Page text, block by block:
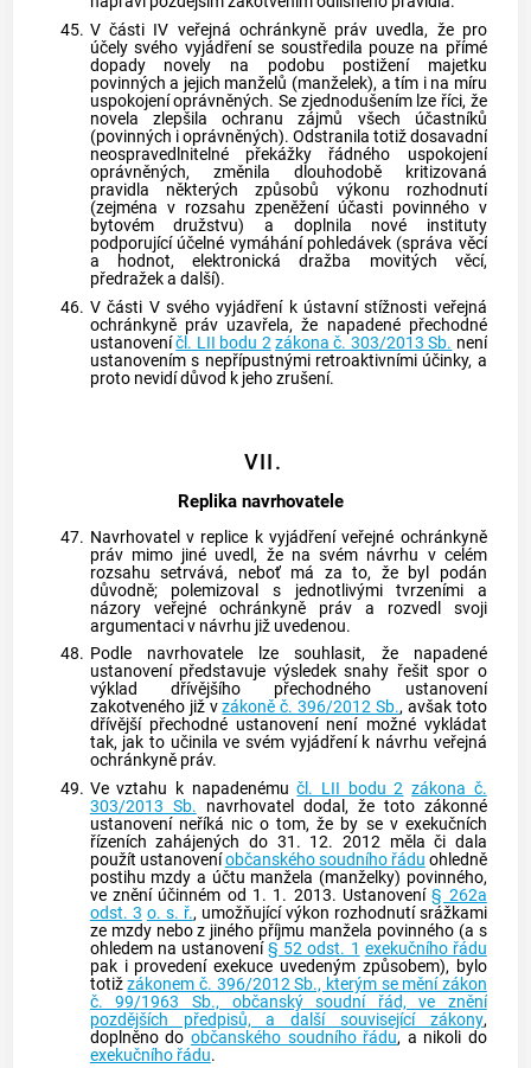
45. V části IV veřejná ochránkyně práv uvedla, že pro
účely svého vyjádření se soustředila pouze na přímé
dopady novely na podobu postižení majetku
povinných a jejich manželů (manželek), a tím i na míru
uspokojení oprávněných. Se zjednodušením lze říci, že
novela zlepšila ochranu zájmů všech účastníků
(povinných i oprávněných). Odstranila totiž dosavadní
neospravedlnitelné překážky řádného uspokojení
oprávněných, změnila dlouhodobě kritizovaná
pravidla některých způsobů výkonu rozhodnutí
(zejména v rozsahu zpeněžení účasti povinného v
bytovém družstvu) a doplnila nové instituty
podporující účelné vymáhání pohledávek (správa věcí
a hodnot, elektronická dražba movitých věcí,
předražek a další).
46. V části V svého vyjádření k ústavní stížnosti veřejná
ochránkyně práv uzavřela, že napadené přechodné
ustanoveníčl. LII bodu 2 zákona č. 303/2013 Sb. není
ustanovením s nepřípustnými retroaktivními účinky, a
proto nevidí důvod k jeho zrušení.
VII.
Replika navrhovatele
47. Navrhovatel v replice k vyjádření veřejné ochránkyně
práv mimo jiné uvedl, že na svém návrhu v celém
rozsahu setrvává, neboť má za to, že byl podán
důvodně; polemizoval s jednotlivými tvrzeními a
názory veřejné ochránkyně práv a rozvedl svoji
argumentaci v návrhu již uvedenou.
48. Podle navrhovatele lze souhlasit, že napadené
ustanovení představuje výsledek snahy řešit spor o
výklad dřívějšího přechodného ustanovení
zakotveného již vzákoně č. 396/2012 Sb., avšak toto
dřívější přechodné ustanovení není možné vykládat
tak, jak to učinila ve svém vyjádření k návrhu veřejná
ochránkyně práv.
49. Ve vztahu k napadenémučl. LII bodu 2 zákona č.
303/2013 Sb. navrhovatel dodal, že toto zákonné
ustanovení neříká nic o tom, že by se v exekučních
řízeních zahájených do 31. 12. 2012 měla či dala
použít ustanoveníobčanského soudního řádu ohledně
postihu mzdy a účtu manžela (manželky) povinného,
ve znění účinném od 1. 1. 2013. Ustanovení§ 262a
odst. 3 o. s. ř., umožňující výkon rozhodnutí srážkami
ze mzdy nebo z jiného příjmu manžela povinného (a s
ohledem na ustanovení§ 52 odst. 1 exekučního řádu
pak i provedeníexekuce uvedeným způsobem), bylo
totižzákonem č. 396/2012 Sb., kterým se mění zákon
č. 99/1963 Sb., občanský soudní řád, ve znění
pozdějších předpisů, a další související zákony,
doplněno do občanského soudního řádu, a nikoli do
exekučního řádu.